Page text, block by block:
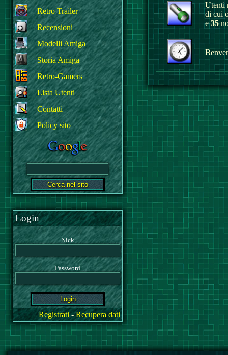
Retro Trailer
Recensioni
Modelli Amiga
Storia Amiga
Retro-Gamers
Lista Utenti
Contatti
Policy sito
Login
Nick
Password
Registrati-Recupera dati
Utenti
di cui
e35